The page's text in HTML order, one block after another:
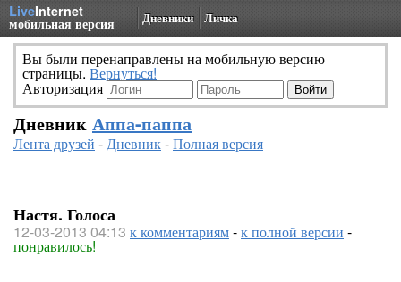
LiveInternet
мобильная версия Дневники Личка
Вы были перенаправлены на мобильную версию
страницы. Вернуться!
Авторизация
Дневник Аппа-паппа
Лента друзей -Дневник-Полная версия
Настя. Голоса
12-03-2013 04:13 к комментариям-к полной версии -
понравилось!